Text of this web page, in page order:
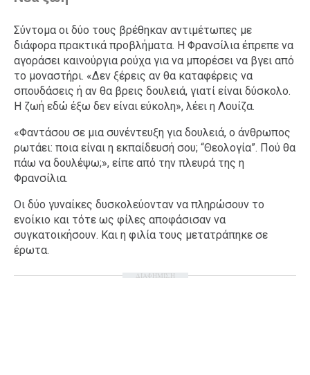
Σύντομα οι δύο τους βρέθηκαν αντιμέτωπες με
διάφορα πρακτικά προβλήματα. Η Φρανσίλια έπρεπε να
αγοράσει καινούργια ρούχα για να μπορέσει να βγει από
το μοναστήρι. «Δεν ξέρεις αν θα καταφέρεις να
σπουδάσεις ή αν θα βρεις δουλειά, γιατί είναι δύσκολο.
Η ζωή εδώ έξω δεν είναι εύκολη», λέει η Λουίζα.
«Φαντάσου σε μια συνέντευξη για δουλειά, ο άνθρωπος
ρωτάει: ποια είναι η εκπαίδευσή σου; “Θεολογία”. Πού θα
πάω να δουλέψω;», είπε από την πλευρά της η
Φρανσίλια.
Οι δύο γυναίκες δυσκολεύονταν να πληρώσουν το
ενοίκιο και τότε ως φίλες αποφάσισαν να
συγκατοικήσουν. Και η φιλία τους μετατράπηκε σε
έρωτα.
ΔΙΑΦΗΜΙΣΗ